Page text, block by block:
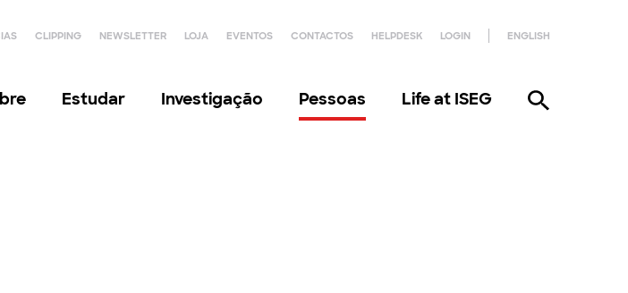
CLIPPING NEWSLETTER LOJA EVENTOS CONTACTOS HELPDESK LOGIN ENGLISH
Estudar Investigação Pessoas Life at ISEG